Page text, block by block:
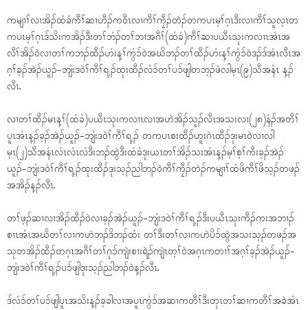
ကမျၢၢ်လၢအိၣ်ထံခံကီၢ်ဆၢဟီၣ်ကဝီၤလၢကီၢ်ကၠီၣ်တဲၣ်တကပၤမ့ၢ်ဂ့ၤဒီးလၢကီၢ်သူလ့ၤတ
ကပၤမ့ၢ်ဂ့ၤဒ်သိးကအိၣ်ဒီးတၢ်ဘံၣ်တၢ်ဘၢအဂီၢ်(ထံခံ)ကီၢ်ဆၢပယီၤသုးကလၢၤအံၤအ
လီၢ်အိၣ်ဝဲလၢတၢ်ကဘၣ်ထီၣ်ဟံးန့ၢ်ကွံၥ်ဝဲအဃိဘၣ်တၢ်ထီၣ်ဟံးန့ၢ်ကွံၥ်ဝဲဒၣ်ဒ်အံၤလီၤအ
ဂ့ၢ်ခ့ၣ်အဲၣ်ယူၣ်-ဘျံးဒဝဲၢ်ကီၢ်ရ့ၣ်ထုးထီၣ်လံၥ်တၢ်ပၥ်ဖျါတဘ့ၣ်ဖဲလါမ့ၤ(၉)သီအနံၤ န့ၣ်
လီၤ.
လၢတၢ်ထီၣ်မၤန့ၢ်(ထံခံ)ပယီၤသုးကလၢၤလၢအဟဲအိၣ်သူၣ်လီၤအသးလၢ(၂၈)နံၣ်အတီၢ်
ပူၤအံၤန့ၣ်ခ့ၣ်အဲၣ်ယူၣ်-ဘျံးဒဝဲၢ်ကီၢ်ရ့ၣ် တကပၤစးထီၣ်ဟူးဂဲၤထီၣ်ဒုးမၤဝဲလၢလါ
မ့ၤ(၂)သီအနံၤလံၤလံၤလံဒီးဘၣ်ထွဲဒီးထံခံဒုးယၤတၢ်အိၣ်သးအံၤန့ၣ်မ့ၢ်စ့ၢ်ကီးခ့ၣ်အဲၣ်
ယူၣ်-ဘျံးဒဝဲၢ်ကီၢ်ရ့ၣ်ထုးထီၣ်ဒုးသ့ၣ်ညါဘၣ်ဝဲကီၢ်ကၠီၣ်တဲၣ်ကမျၢၢ်ထံဖိကီၢ်ဖိသ့ၣ်တဖၣ်
အအိၣ်န့ၣ်လီၤ.
တၢ်ဖ့ၣ်ဆၢလၢအိၣ်ထီၣ်ဝဲလၢခ့ၣ်အဲၣ်ယူၣ်-ဘျံးဒဝဲၢ်ကီၢ်ရ့ၣ်ဒီးပယီၤသုးကီၣ်ကးအဘၢၣ်
စၢၤအံၤအဃိတၢ်လၢကဟဲဘၣ်ဒိဘၣ်ထံး တၢ်ဒီးတၢ်လၢကဟဲပိၥ်ထွဲအသးသ့ၣ်တဖၣ်အ
သုတအိၣ်ထီၣ်တဂ့ၤအဂီၢ်တၢ်ဂုၥ်ကျဲးစၢးရဲၣ်ကျဲၤတ့ၢ်ဝဲအဂ့ၤကတၢၢ်အဂ့ၢ်ခ့ၣ်အဲၣ်ယူၣ်-
ဘျံးဒဝဲၢ်ကီၢ်ရ့ၣ်ပၥ်ဖျါဒုးသ့ၣ်ညါဘၣ်ဝဲန့ၣ်လီၤ.
ဒ်လံၥ်တၢ်ပၥ်ဖျါပူၤအသိးန့ၣ်ခ့ခါလၢအပူၤကွံၥ်အဆၢကတီၢ်ဒီးတုၤတၢ်ဆၢကတီၢ်အခဲအံၤ